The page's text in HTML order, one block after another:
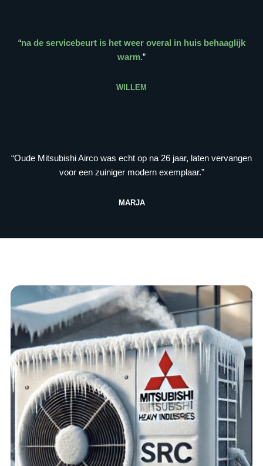
“na de servicebeurt is het weer overal in huis behaaglijk
warm.”
WILLEM
“Oude Mitsubishi Airco was echt op na 26 jaar, laten vervangen
voor een zuiniger modern exemplaar.”
MARJA